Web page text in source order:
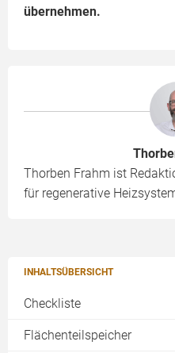
INHALTSÜBERSICHT
Checkliste
Einsatzbereiche
Flächenteilspeicher
übernehmen.
Thorben Frahm ist
für regenerative